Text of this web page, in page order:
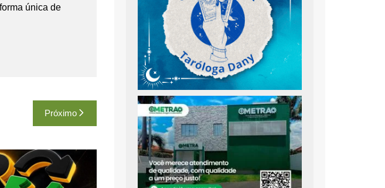
única de
Próximo